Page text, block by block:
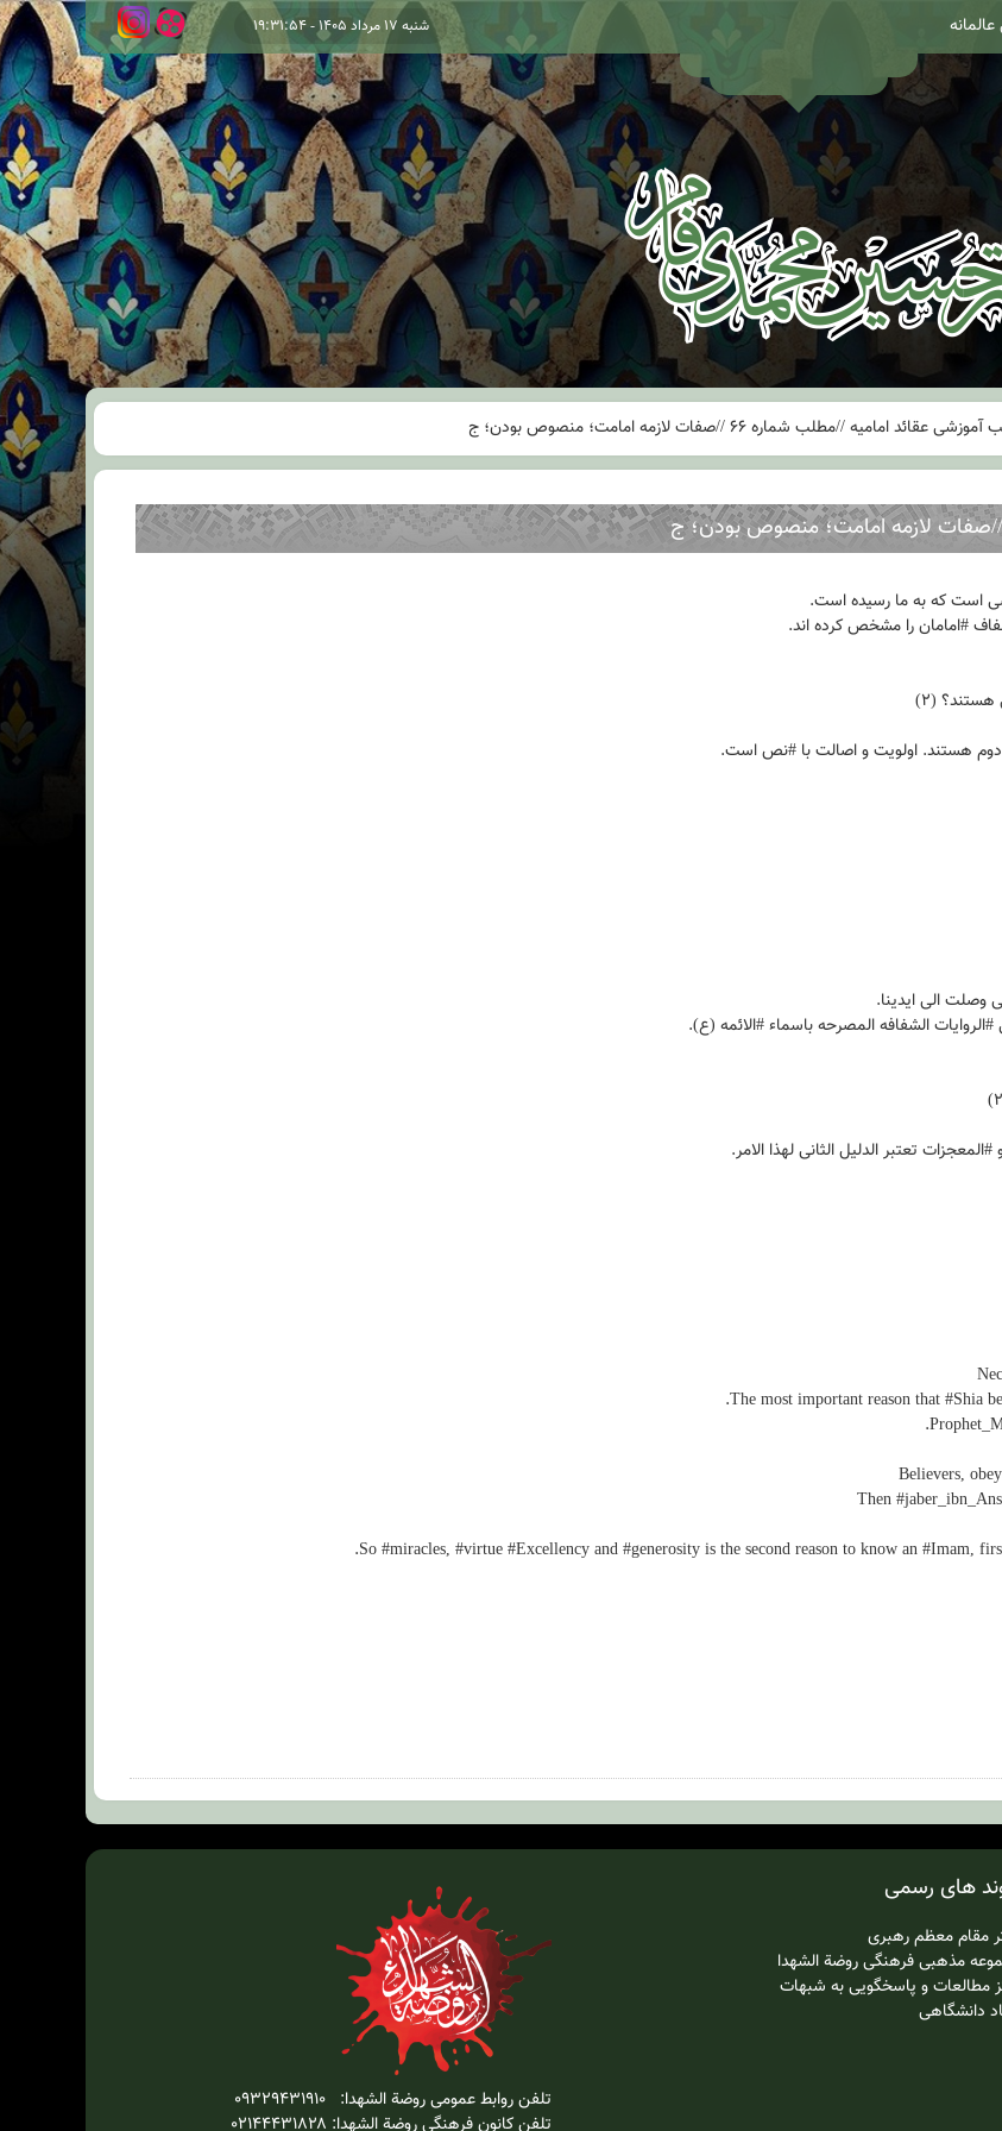
شنبه ۱۷ مرداد ۱۴۰۵ - ۱۹:۳۱:۵۴
امامیه //مطلب شماره ۶۶ //صفات لازمه امامت؛ منصوص بودن؛ ج
است که به ما رسیده است.
#امامان را مشخص کرده اند.
هستند؟ (۲)
دوم هستند. اولویت و اصالت با #نص است.
وصلت الی ایدینا.
الشفافه المصرحه باسماء #الائمه (ع).
تعتبر الدلیل الثانی لهذا الامر.
The most important reason that #Shia
Then
So #miracles, #virtue #Excellency and #generosity is the second reason to know an #Imam,
های رسمی
مقام معظم رهبری
مذهبی فرهنگی روضة الشهدا
مطالعات و پاسخگویی به شبهات
دانشگاهی
تلفن روابط عمومی روضة الشهدا: ۰۹۳۲۹۴۳۱۹۱۰
تلفن کانون فرهنگی روضة الشهدا: ۰۲۱۴۴۴۳۱۸۲۸